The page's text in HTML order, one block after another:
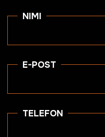
NIMI
E-POST
TELEFON